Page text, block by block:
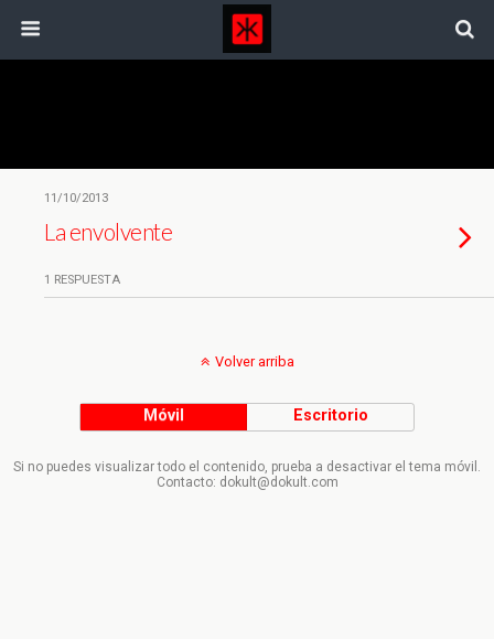
11/10/2013
La envolvente
1 RESPUESTA
Volver arriba
Móvil Escritorio
Si no puedes visualizar todo el contenido, prueba a desactivar el tema móvil.
Contacto: dokult@dokult.com